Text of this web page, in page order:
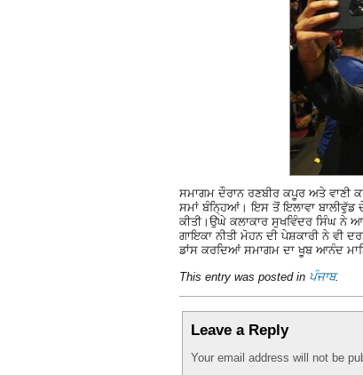
ਸਮਾਗਮ ਦੌਰਾਨ ਰਣਬੀਰ ਕਪੂਰ ਅਤੇ ਵਾਣੀ
ਸਮਾਂ ਬੰਨਿ੍ਹਆਂ। ਇਸ ਤੋਂ ਇਲਾਵਾ ਬਾਲੀਵੁੱਡ
ਕੀਤੀ।ਉਘੇ ਕਲਾਕਾਰ ਸੁਖਵਿੰਦਰ ਸਿੰਘ ਨੇ
ਗਾਇਕਾ ਨੀਤੀ ਮੋਹਨ ਦੀ ਪੇਸ਼ਕਾਰੀ ਨੇ ਵੀ
ਡਾਂਸ ਕਰਦਿਆਂ ਸਮਾਗਮ ਦਾ ਖੂਬ ਆਨੰਦ
This entry was posted in ਪੰਜਾਬ.
Leave a Reply
Your email address will not be